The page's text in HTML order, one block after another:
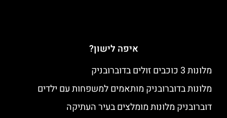
איפה לישון?
מלונות 3 כוכבים זולים בדוברובניק
מלונות בדוברובניק מותאמים למשפחות עם ילדים
דוברובניק מלונות מומלצים בעיר העתיקה